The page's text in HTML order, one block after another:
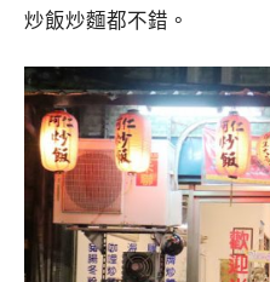
炒飯炒麵都不錯。